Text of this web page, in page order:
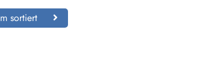
sortiert